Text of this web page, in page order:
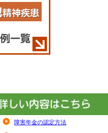
障害年金の認定方法